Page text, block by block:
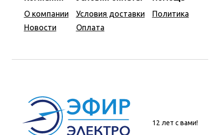
О компании
Новости
Условия доставки
Оплата
Политика
12 лет с вами!